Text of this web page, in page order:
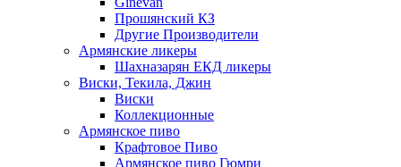
Прошянский КЗ
Другие Производители
Армянские ликеры
Шахназарян ЕКД ликеры
Виски, Текила, Джин
Виски
Коллекционные
Армянское пиво
Крафтовое Пиво
Армянское пиво Гюмри